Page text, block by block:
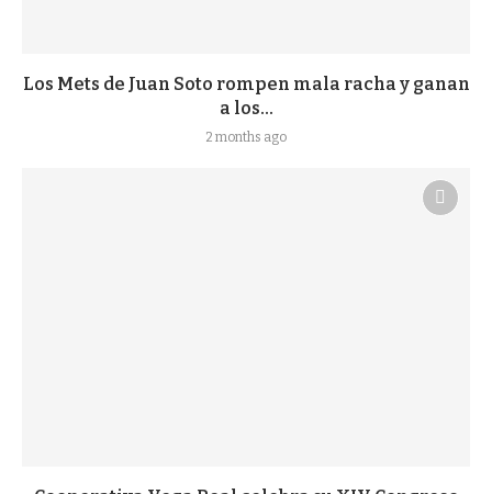
Los Mets de Juan Soto rompen mala racha y ganan
a los...
2 months ago